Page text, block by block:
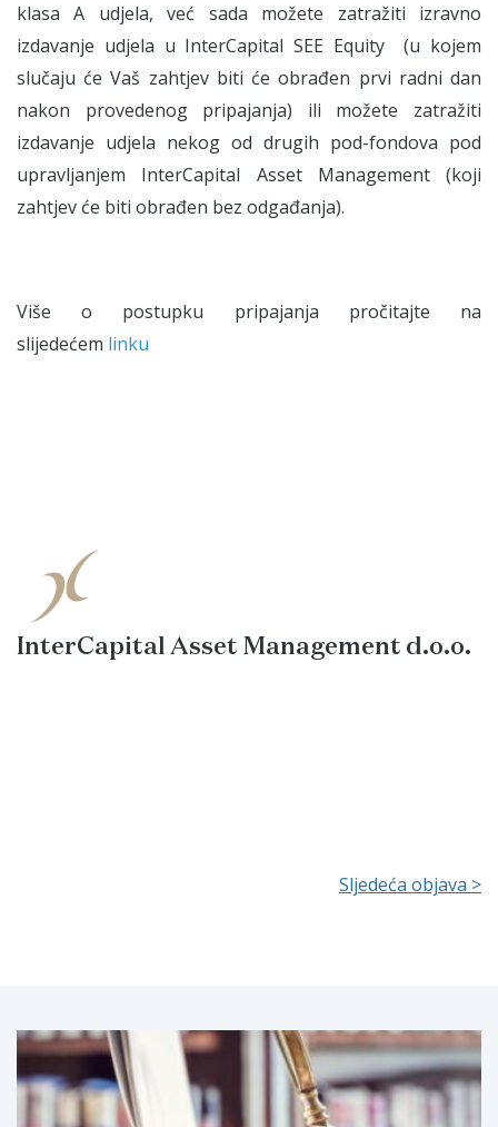
klasa A udjela, već sada možete zatražiti izravno
izdavanje udjela u InterCapital SEE Equity (u kojem
slučaju će Vaš zahtjev biti će obrađen prvi radni dan
nakon provedenog pripajanja) ili možete zatražiti
izdavanje udjela nekog od drugih pod-fondova pod
upravljanjem InterCapital Asset Management (koji
zahtjev će biti obrađen bez odgađanja).
Više o postupku pripajanja pročitajte na
slijedećem linku
InterCapital Asset Management d.o.o.
Sljedeća objava >